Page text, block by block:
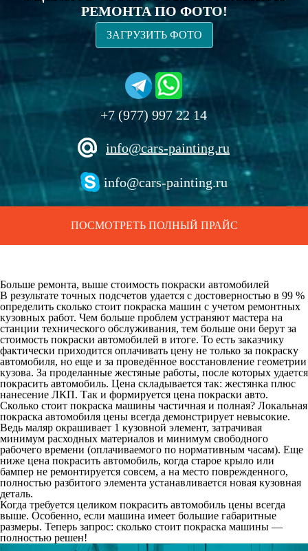
РЕМОНТА ПО ФОТО!
ЗАГРУЗИТЬ ФОТО
+7 (977) 997 22 14
info@cars-painting.ru
info@cars-painting.ru
ПОСМОТРЕТЬ ПОЛНЫЙ ПРАЙС
Больше ремонта, выше стоимость покраски автомобилей
В результате точных подсчетов удается с достоверностью в 99 %
определить сколько стоит покраска машин с учетом ремонтных
кузовных работ. Чем больше проблем устраняют мастера на
станции технического обслуживания, тем больше они берут за
стоимость покраски автомобилей в итоге. То есть заказчику
фактически приходится оплачивать цену не только за покраску
автомобиля, но еще и за проведённое восстановление геометрии
кузова. За проделанные жестяные работы, после которых удается
покрасить автомобиль. Цена складывается так: жестянка плюс
нанесение ЛКП. Так и формируется цена покраски авто.
Сколько стоит покраска машины частичная и полная? Локальная
покраска автомобиля цены всегда демонстрирует невысокие.
Ведь маляр окрашивает 1 кузовной элемент, затрачивая
минимум расходных материалов и минимум свободного
рабочего времени (оплачиваемого по нормативным часам). Еще
ниже цена покрасить автомобиль, когда старое крыло или
бампер не ремонтируется совсем, а на место поврежденного,
полностью разбитого элемента устанавливается новая кузовная
деталь.
Когда требуется целиком покрасить автомобиль цены всегда
выше. Особенно, если машина имеет большие габаритные
размеры. Теперь запрос: сколько стоит покраска машины —
полностью решен!